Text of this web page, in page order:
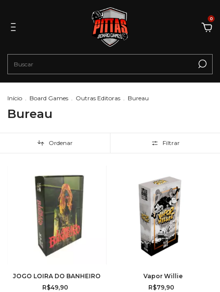
0
Início . Board Games . Outras Editoras . Bureau
Bureau
Ordenar Filtrar
JOGO LOIRA DO BANHEIRO
R$49,90
Vapor Willie
R$79,90